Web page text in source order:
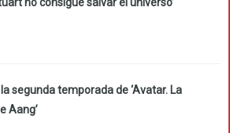
segunda temporada de ‘Avatar. La
Aang’